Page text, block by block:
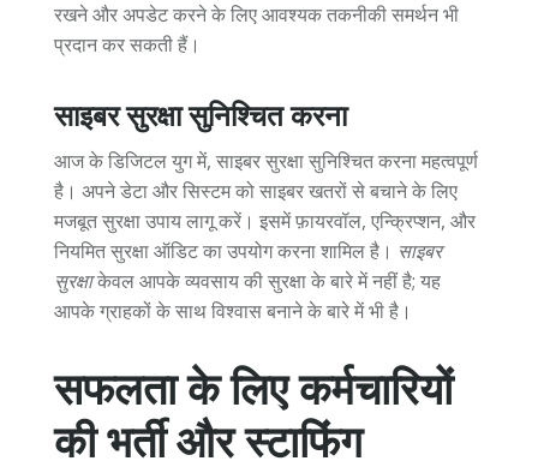
रखने और अपडेट करने के लिए आवश्यक तकनीकी समर्थन भी
प्रदान कर सकती हैं।
साइबर सुरक्षा सुनिश्चित करना
आज के डिजिटल युग में, साइबर सुरक्षा सुनिश्चित करना महत्वपूर्ण
है। अपने डेटा और सिस्टम को साइबर खतरों से बचाने के लिए
मजबूत सुरक्षा उपाय लागू करें। इसमें फ़ायरवॉल, एन्क्रिप्शन, और
नियमित सुरक्षा ऑडिट का उपयोग करना शामिल है। साइबर
सुरक्षाकेवल आपके व्यवसाय की सुरक्षा के बारे में नहीं है; यह
आपके ग्राहकों के साथ विश्वास बनाने के बारे में भी है।
सफलता के लिए कर्मचारियों
की भर्ती और स्टाफिंग